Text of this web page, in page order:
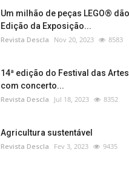
Um milhão de peças LEGO®
Edição da Exposição...
Revista Descla Nov 20, 2023 8583
14ª edição do Festival das
com concerto...
Revista Descla Jul 18, 2023 8352
Agricultura sustentável
Revista Descla Fev 3, 2023 9435